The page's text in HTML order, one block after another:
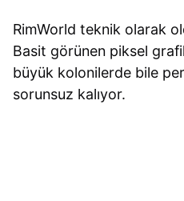
RimWorld teknik olarak
Basit görünen piksel
büyük kolonilerde bile
sorunsuz kalıyor.